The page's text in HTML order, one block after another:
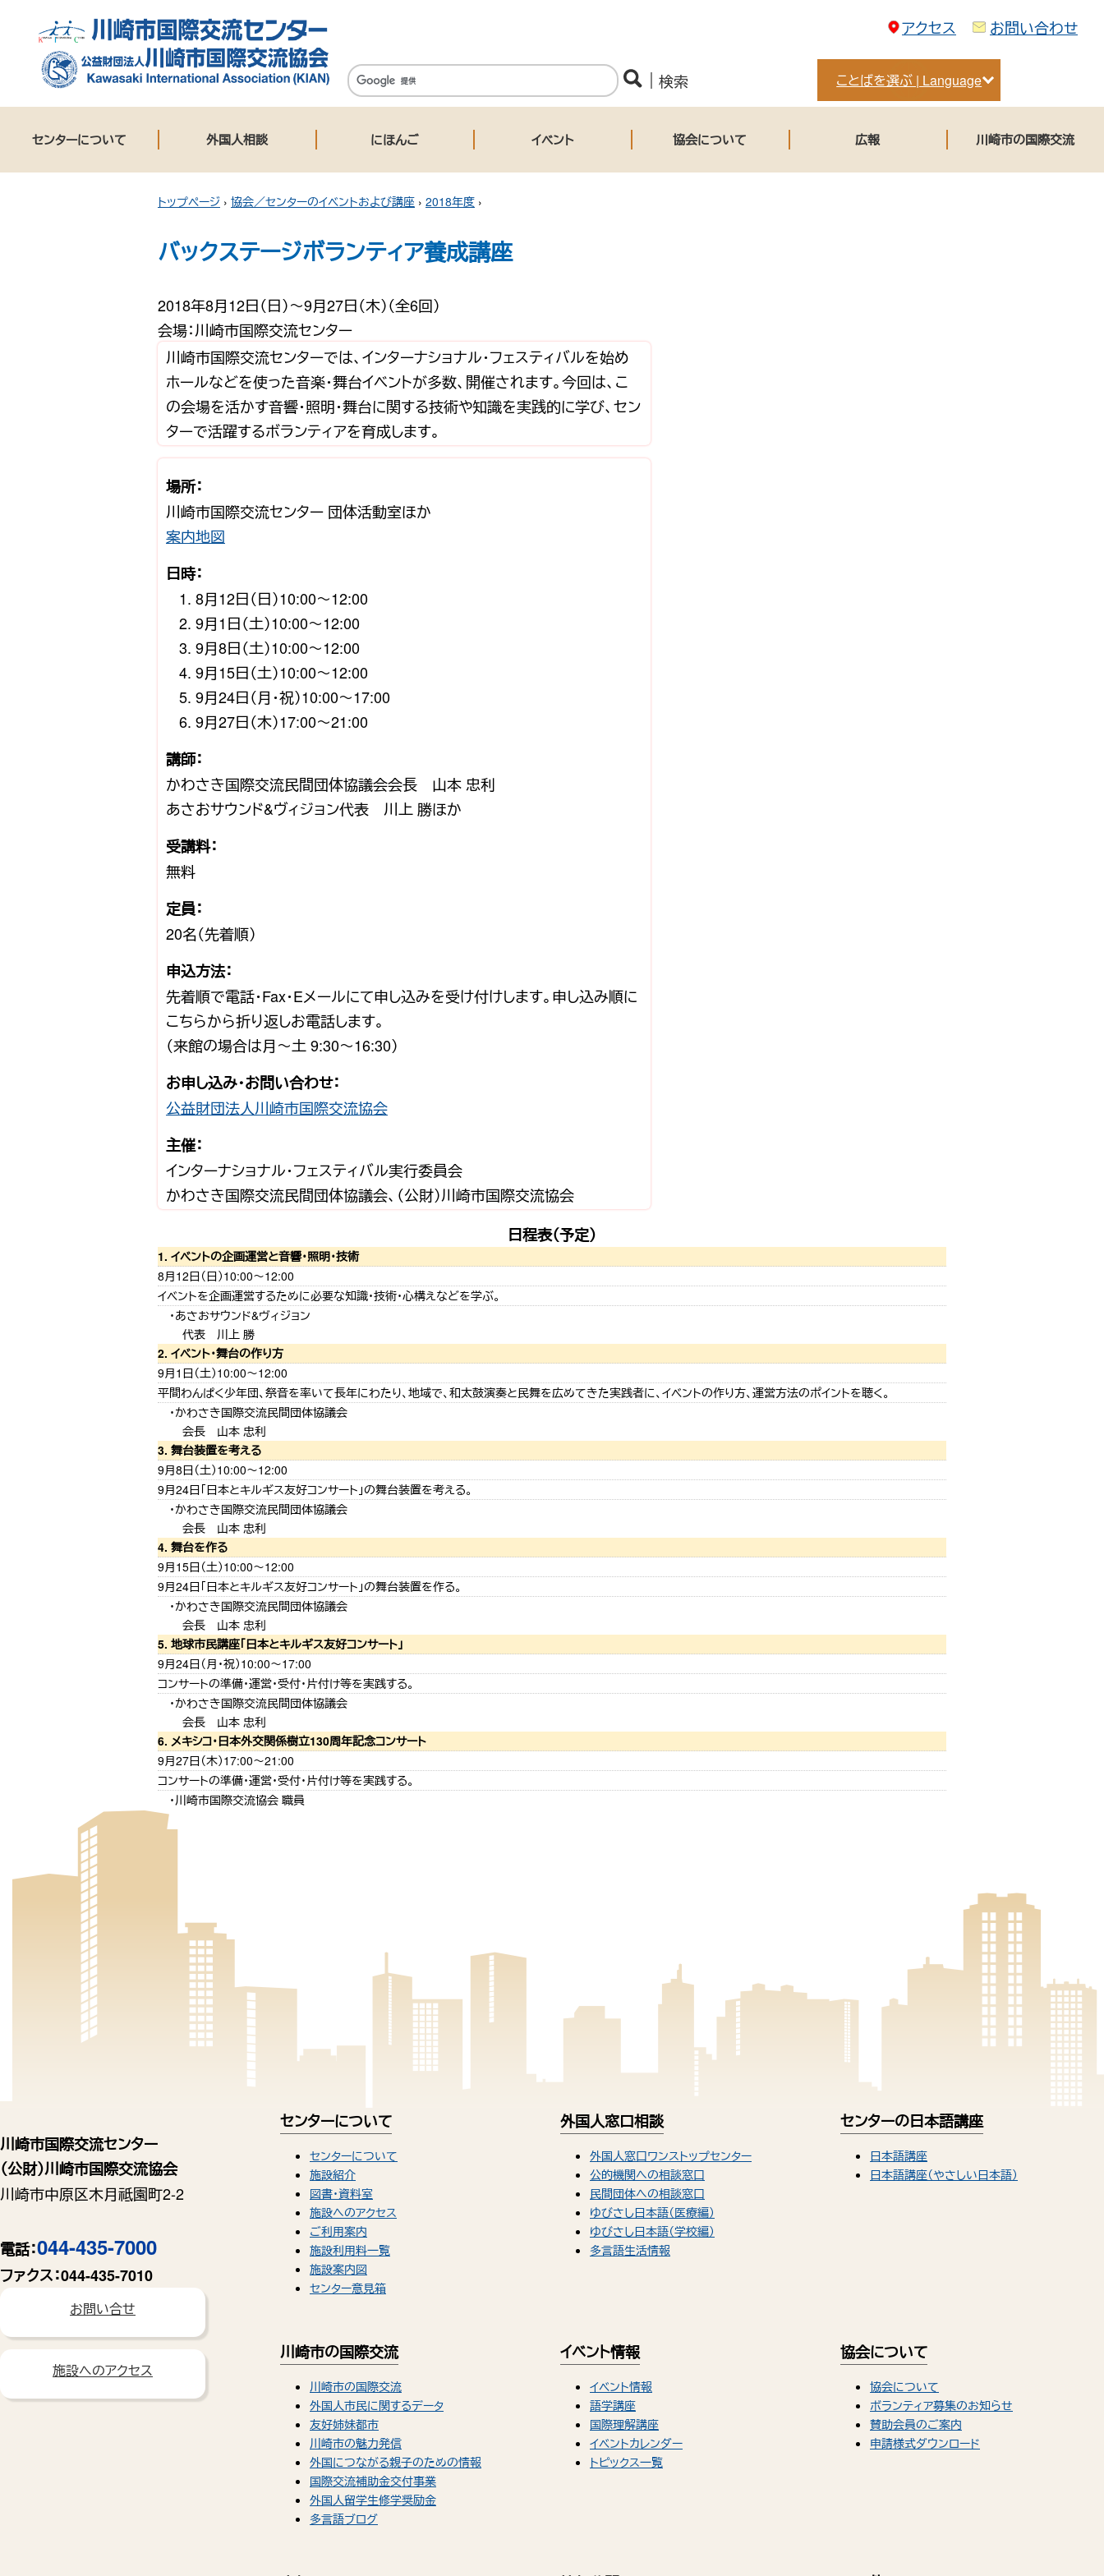
アクセス
お問い合わせ
ことばを選ぶ | Language
センターについて 外国人相談 にほんご イベント 協会について 広報 川崎市の国際交流
トップページ › 協会／センターのイベントおよび講座 › 2018年度 ›
バックステージボランティア養成講座
2018年8月12日（日）〜9月27日（木）（全6回）
会場：川崎市国際交流センター
川崎市国際交流センターでは、インターナショナル・フェスティバルを始め
ホールなどを使った音楽・舞台イベントが多数、開催されます。今回は、こ
の会場を活かす音響・照明・舞台に関する技術や知識を実践的に学び、セン
ターで活躍するボランティアを育成します。
場所：
川崎市国際交流センター 団体活動室ほか
案内地図
日時：
8月12日（日）10:00〜12:00
9月1日（土）10:00〜12:00
9月8日（土）10:00〜12:00
9月15日（土）10:00〜12:00
9月24日（月・祝）10:00〜17:00
9月27日（木）17:00〜21:00
講師：
かわさき国際交流民間団体協議会会長 山本 忠利
あさおサウンド&ヴィジョン代表 川上 勝ほか
受講料：
無料
定員：
20名（先着順）
申込方法：
先着順で電話・Fax・Eメールにて申し込みを受け付けします。申し込み順に
こちらから折り返しお電話します。
（来館の場合は月〜土 9:30〜16:30）
お申し込み・お問い合わせ：
公益財団法人川崎市国際交流協会
主催：
インターナショナル・フェスティバル実行委員会
かわさき国際交流民間団体協議会、（公財）川崎市国際交流協会
日程表（予定）
1. イベントの企画運営と音響・照明・技術
8月12日（日）10:00〜12:00
イベントを企画運営するために必要な知識・技術・心構えなどを学ぶ。
あさおサウンド&ヴィジョン
代表 川上 勝
2. イベント・舞台の作り方
9月1日（土）10:00〜12:00
平間わんぱく少年団、祭音を率いて長年にわたり、地域で、和太鼓演奏と民舞を広めてきた実践者に、イベントの作り方、運営方法のポイントを聴く。
かわさき国際交流民間団体協議会
会長 山本 忠利
3. 舞台装置を考える
9月8日（土）10:00〜12:00
9月24日「日本とキルギス友好コンサート」の舞台装置を考える。
かわさき国際交流民間団体協議会
会長 山本 忠利
4. 舞台を作る
9月15日（土）10:00〜12:00
9月24日「日本とキルギス友好コンサート」の舞台装置を作る。
かわさき国際交流民間団体協議会
会長 山本 忠利
5. 地球市民講座「日本とキルギス友好コンサート」
9月24日（月・祝）10:00〜17:00
コンサートの準備・運営・受付・片付け等を実践する。
かわさき国際交流民間団体協議会
会長 山本 忠利
6. メキシコ・日本外交関係樹立130周年記念コンサート
9月27日（木）17:00〜21:00
コンサートの準備・運営・受付・片付け等を実践する。
川崎市国際交流協会 職員
川崎市国際交流センター
（公財）川崎市国際交流協会
川崎市中原区木月祗園町2-2
電話：044-435-7000
ファクス：044-435-7010
お問い合せ
施設へのアクセス
センターについて
センターについて
施設紹介
図書・資料室
施設へのアクセス
ご利用案内
施設利用料一覧
施設案内図
センター意見箱
外国人窓口相談
外国人窓口ワンストップセンター
公的機関への相談窓口
民間団体への相談窓口
ゆびさし日本語（医療編）
ゆびさし日本語（学校編）
多言語生活情報
センターの日本語講座
日本語講座
日本語講座（やさしい日本語）
川崎市の国際交流
川崎市の国際交流
外国人市民に関するデータ
友好姉妹都市
川崎市の魅力発信
外国につながる親子のための情報
国際交流補助金交付事業
外国人留学生修学奨励金
多言語ブログ
イベント情報
イベント情報
語学講座
国際理解講座
イベントカレンダー
トピックス一覧
協会について
協会について
ボランティア募集のお知らせ
賛助会員のご案内
申請様式ダウンロード